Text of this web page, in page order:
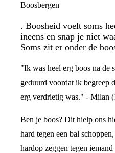
Boosbergen
. Boosheid voelt soms
ineens en snap je niet
Soms zit er onder de
"Ik was heel erg boos na de
geduurd voordat ik begreep
erg verdrietig was." - Milan
Ben je boos? Dit hielp ons
hard tegen een bal
hardop zeggen tegen